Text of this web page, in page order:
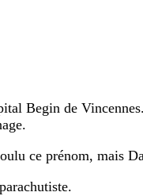
Begin de
ce prénom, mais